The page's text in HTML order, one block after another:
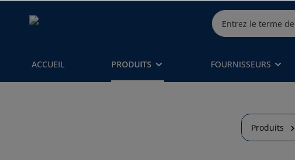
ACCUEIL PRODUITS FOURNISSEURS
Produits